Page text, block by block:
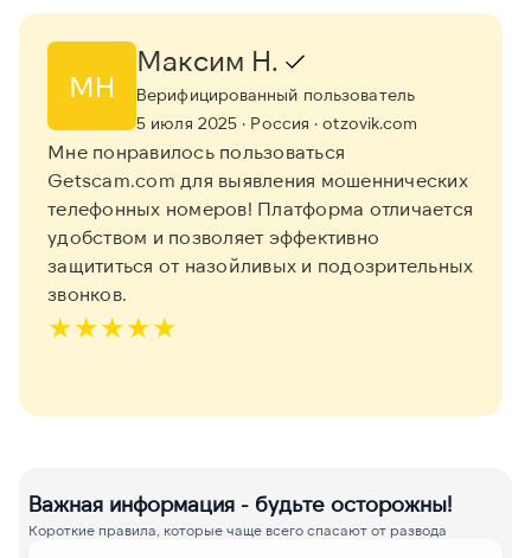
МН
Максим Н.
Верифицированный пользователь
5 июля 2025 · Россия · otzovik.com
Мне понравилось пользоваться
Getscam.com для выявления мошеннических
телефонных номеров! Платформа отличается
удобством и позволяет эффективно
защититься от назойливых и подозрительных
звонков.
★★★★★
Важная информация - будьте осторожны!
Короткие правила, которые чаще всего спасают от развода